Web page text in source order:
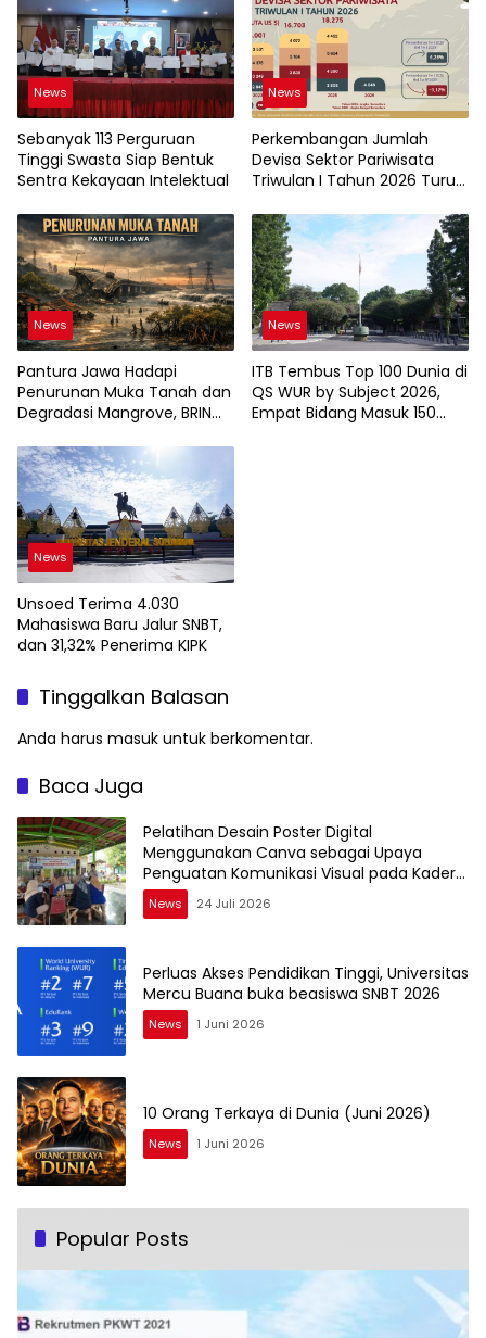
News
Sebanyak 113 Perguruan
Tinggi Swasta Siap Bentuk
Sentra Kekayaan Intelektual
News
Perkembangan Jumlah
Devisa Sektor Pariwisata
Triwulan I Tahun 2026 Turun
News
Pantura Jawa Hadapi
Penurunan Muka Tanah dan
Degradasi Mangrove, BRIN
Teknologi Geospasial
News
ITB Tembus Top 100 Dunia di
QS WUR by Subject 2026,
Empat Bidang Masuk 150
News
Unsoed Terima 4.030
Mahasiswa Baru Jalur SNBT,
dan 31,32% Penerima KIPK
Tinggalkan Balasan
Anda harus masuk untuk berkomentar.
Baca Juga
Pelatihan Desain Poster Digital
Menggunakan Canva sebagai Upaya
Penguatan Komunikasi Visual pada Kader
PKK Kelurahan Bambu Apus
News 24 Juli 2026
Perluas Akses Pendidikan Tinggi, Universitas
Mercu Buana buka beasiswa SNBT 2026
News 1 Juni 2026
10 Orang Terkaya di Dunia (Juni 2026)
News 1 Juni 2026
Popular Posts